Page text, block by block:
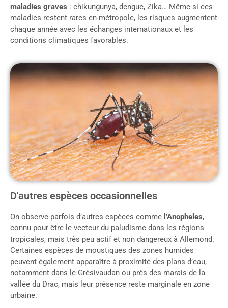
maladies graves : chikungunya, dengue, Zika… Même si ces
maladies restent rares en métropole, les risques augmentent
chaque année avec les échanges internationaux et les
conditions climatiques favorables.
D'autres espèces occasionnelles
On observe parfois d’autres espèces comme l’Anopheles,
connu pour être le vecteur du paludisme dans les régions
tropicales, mais très peu actif et non dangereux à Allemond.
Certaines espèces de moustiques des zones humides
peuvent également apparaître à proximité des plans d’eau,
notamment dans le Grésivaudan ou près des marais de la
vallée du Drac, mais leur présence reste marginale en zone
urbaine.